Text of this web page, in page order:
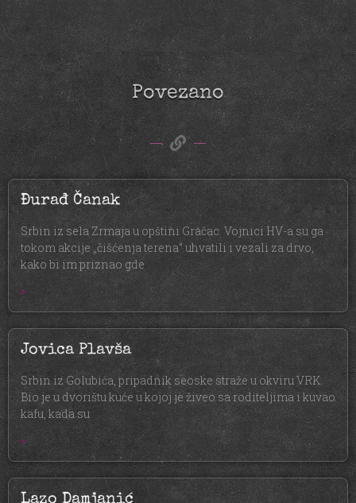
Povezano
Đurađ Čanak
Srbin iz sela Zrmaja u opštini Gračac. Vojnici HV-a su ga
tokom akcije „čišćenja terena“ uhvatili i vezali za drvo,
kako bi im priznao gde
»
Jovica Plavša
Srbin iz Golubića, pripadnik seoske straže u okviru VRK.
Bio je u dvorištu kuće u kojoj je živeo sa roditeljima i kuvao
kafu, kada su
»